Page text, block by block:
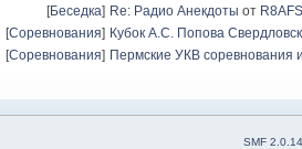
[Беседка] Re: Радио Анекдоты от R8AFS
[Соревнования] Кубок А.С. Попова
[Соревнования] Пермские УКВ соревнования
SMF 2.0.14